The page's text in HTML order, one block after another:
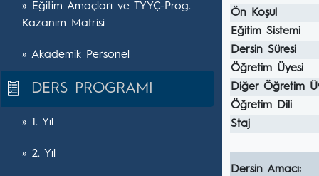
» Eğitim Amaçları ve TYYÇ-Prog.
Kazanım Matrisi
» Akademik Personel
DERS PROGRAMI
» 1. Yıl
» 2. Yıl
Ön Koşul
Eğitim Sistemi
Dersin Süresi
Öğretim Üyesi
Diğer Öğretim
Öğretim Dili
Staj
Dersin Amacı: